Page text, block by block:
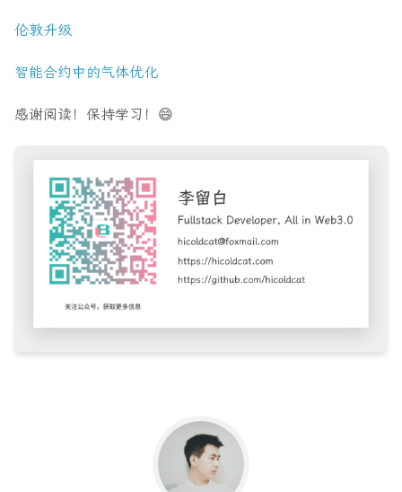
伦敦升级
智能合约中的气体优化
感谢阅读！保持学习！😄